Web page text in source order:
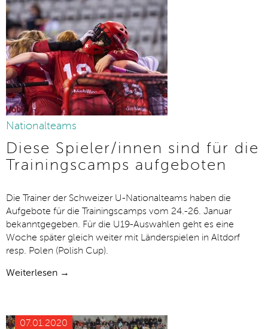
Nationalteams
Diese Spieler/innen sind für die
Trainingscamps aufgeboten
Die Trainer der Schweizer U-Nationalteams haben die
Aufgebote für die Trainingscamps vom 24.-26. Januar
bekanntgegeben. Für die U19-Auswahlen geht es eine
Woche später gleich weiter mit Länderspielen in Altdorf
resp. Polen (Polish Cup).
Weiterlesen →
07.01.2020